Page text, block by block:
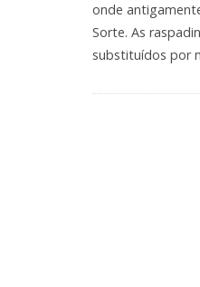
onde
Sorte. As
substituídos por